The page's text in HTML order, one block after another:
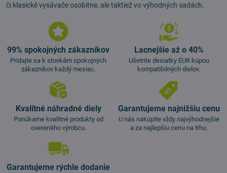
či klasické vysávače osobitne, ale taktiež vo výhodných sadách.
99% spokojných zákazníkov
Pridajte sa k stovkám spokojných
zákazníkov každý mesiac.
Lacnejšie až o 40%
Ušetrite desiatky EUR kúpou
kompatibilných dielov.
Kvalitné náhradné diely
Ponúkame kvalitné produkty od
overeného výrobcu.
Garantujeme najnižšiu cenu
U nás nakúpite vždy najvýhodnejšie
a za najlepšiu cenu na trhu.
Garantujeme rýchle dodanie